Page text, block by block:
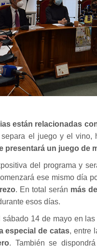
están relacionadas
el juego y el vino,
presentará un juego de
del programa y
ese mismo día
. En total serán más
esos días.
14 de mayo en
especial de catas, entre
. También se